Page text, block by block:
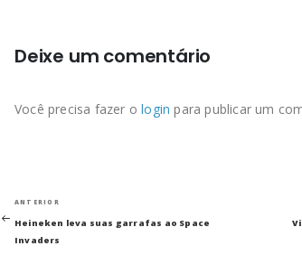
Deixe um comentário
Você precisa fazer ologin para publicar um
Navegação
de
Post
anterior
ANTERIOR
Heineken leva suas garrafas ao Space
Invaders